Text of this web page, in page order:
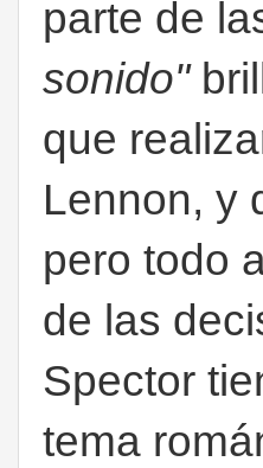
parte de
sonido"
que
Lennon, y
pero todo
de las
Spector
tema